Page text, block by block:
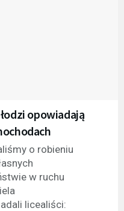
opowiadają
o robieniu
w ruchu
licealiści: